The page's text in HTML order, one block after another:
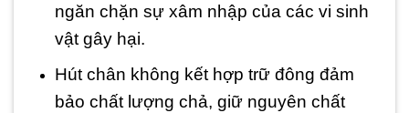
ngăn chặn sự xâm nhập của các vi sinh
vật gây hại.
Hút chân không kết hợp trữ đông đảm
bảo chất lượng chả, giữ nguyên chất